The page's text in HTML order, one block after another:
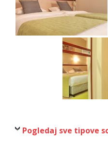
Pogledaj sve tipove